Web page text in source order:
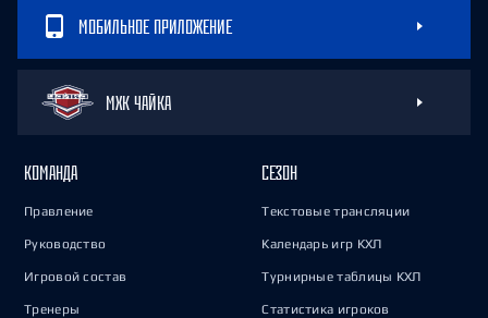
МОБИЛЬНОЕ ПРИЛОЖЕНИЕ
МХК ЧАЙКА
КОМАНДА
Правление
Руководство
Игровой состав
Тренеры
СЕЗОН
Текстовые трансляции
Календарь игр КХЛ
Турнирные таблицы КХЛ
Статистика игроков